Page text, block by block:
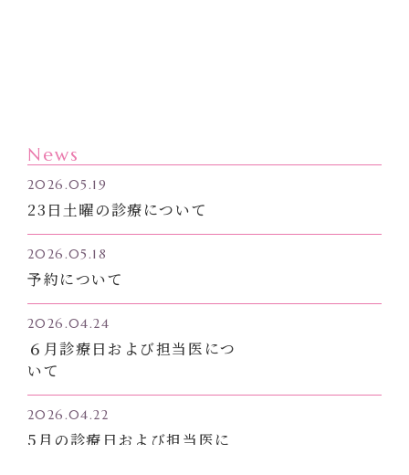
News
2026.05.19
23日土曜の診療について
2026.05.18
予約について
2026.04.24
６月診療日および担当医につ
いて
2026.04.22
5月の診療日および担当医に